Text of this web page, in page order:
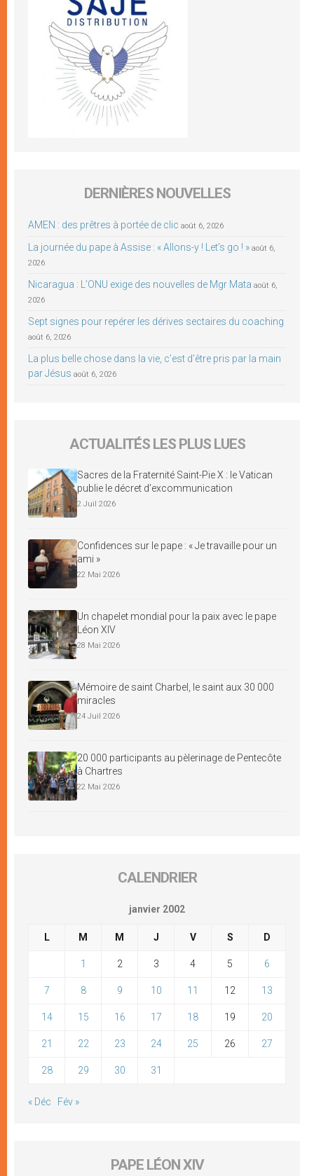
DERNIÈRES NOUVELLES
AMEN : des prêtres à portée de clic août 6, 2026
La journée du pape à Assise : « Allons-y ! Let’s go ! » août 6,
2026
Nicaragua : L’ONU exige des nouvelles de Mgr Mata août 6,
2026
Sept signes pour repérer les dérives sectaires du coaching
août 6, 2026
La plus belle chose dans la vie, c’est d’être pris par la main
par Jésus août 6, 2026
ACTUALITÉS LES PLUS LUES
Sacres de la Fraternité Saint-Pie X : le Vatican
publie le décret d’excommunication
2 Juil 2026
Confidences sur le pape : « Je travaille pour un
ami »
22 Mai 2026
Un chapelet mondial pour la paix avec le pape
Léon XIV
28 Mai 2026
Mémoire de saint Charbel, le saint aux 30 000
miracles
24 Juil 2026
20 000 participants au pèlerinage de Pentecôte
à Chartres
22 Mai 2026
CALENDRIER
janvier 2002
L M M J V S D
1 2 3 4 5 6
7 8 9 10 11 12 13
14 15 16 17 18 19 20
21 22 23 24 25 26 27
28 29 30 31
« Déc Fév »
PAPE LÉON XIV